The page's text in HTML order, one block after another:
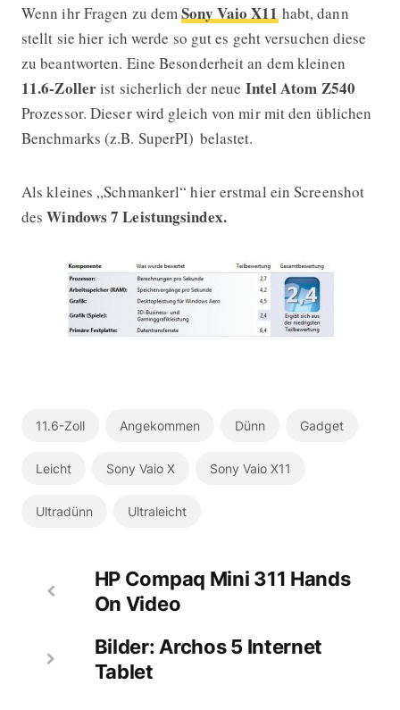
Wenn ihr Fragen zu demSony Vaio X11 habt, dann
stellt sie hier ich werde so gut es geht versuchen diese
zu beantworten. Eine Besonderheit an dem kleinen
11.6-Zollerist sicherlich der neue Intel Atom Z540
Prozessor. Dieser wird gleich von mir mit den üblichen
Benchmarks (z.B. SuperPI) belastet.
Als kleines „Schmankerl“ hier erstmal ein Screenshot
desWindows 7 Leistungsindex.
11.6-Zoll Angekommen Dünn Gadget
Leicht Sony Vaio X Sony Vaio X11
Ultradünn Ultraleicht
HP Compaq Mini 311 Hands
On Video
Bilder: Archos 5 Internet
Tablet